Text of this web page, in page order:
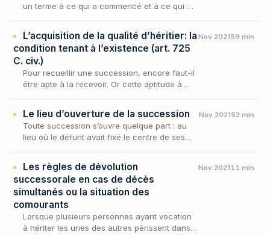
un terme à ce qui a commencé et à ce qui a
L’acquisition de la qualité d’héritier: la
condition tenant à l’existence (art. 725
C. civ.)
Pour recueillir une succession, encore faut-il
être apte à la recevoir. Or cette aptitude à
Nov 202159 min
Le lieu d’ouverture de la succession
Toute succession s’ouvre quelque part : au
lieu où le défunt avait fixé le centre de ses
Nov 202152 min
Les règles de dévolution
successorale en cas de décès
simultanés ou la situation des
comourants
Lorsque plusieurs personnes ayant vocation
à hériter les unes des autres périssent dans
Nov 202111 min